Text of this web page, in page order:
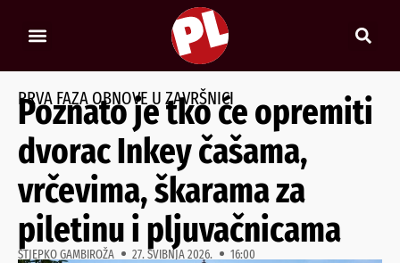
PRVA FAZA OBNOVE U ZAVRŠNICI
Poznato je tko će opremiti
dvorac Inkey čašama,
vrčevima, škarama za
piletinu i pljuvačnicama
STJEPKO GAMBIROŽA 27. SVIBNJA 2026. 16:00